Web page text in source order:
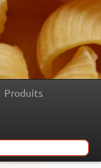
Produits